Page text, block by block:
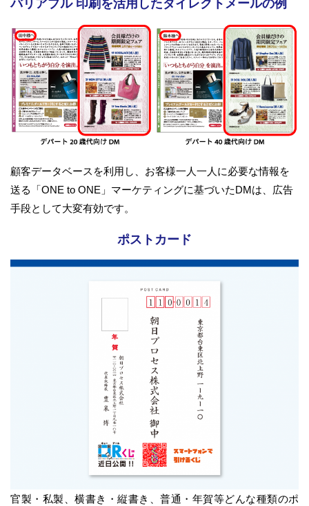
顧客データベースを利用し、お客様一人一人に必要な情報を
送る「ONE to ONE」マーケティングに基づいたDMは、広告
手段として大変有効です。
ポストカード
官製・私製、横書き・縦書き、普通・年賀等どんな種類のポ